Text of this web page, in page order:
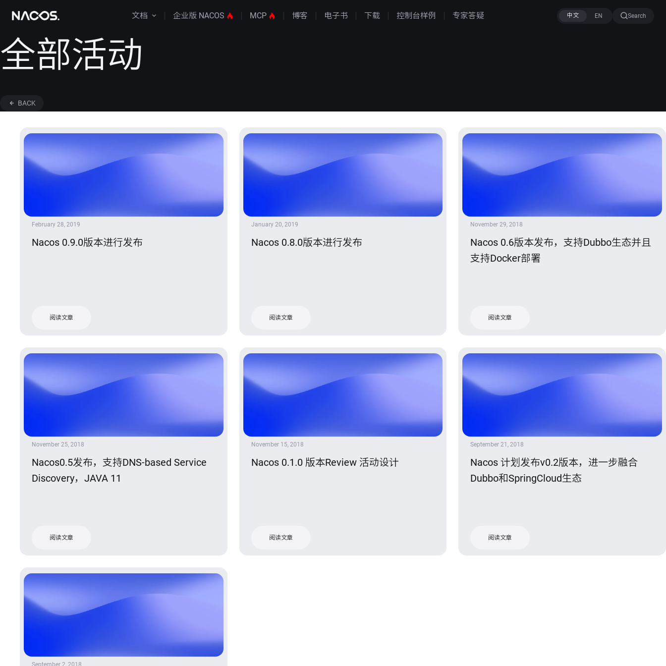
文档 企业版 NACOS MCP 博客 电子书 下载 控制台样例 专家答疑 Search
全部活动
BACK
February 28, 2019
Nacos 0.9.0版本进行发布
阅读文章
January 20, 2019
Nacos 0.8.0版本进行发布
阅读文章
November 29, 2018
Nacos 0.6版本发布，支持Dubbo生态并且
支持Docker部署
阅读文章
November 25, 2018
Nacos0.5发布，支持DNS-based Service
Discovery，JAVA 11
阅读文章
November 15, 2018
Nacos 0.1.0 版本Review 活动设计
阅读文章
September 21, 2018
Nacos 计划发布v0.2版本，进一步融合
Dubbo和SpringCloud生态
阅读文章
September 2, 2018